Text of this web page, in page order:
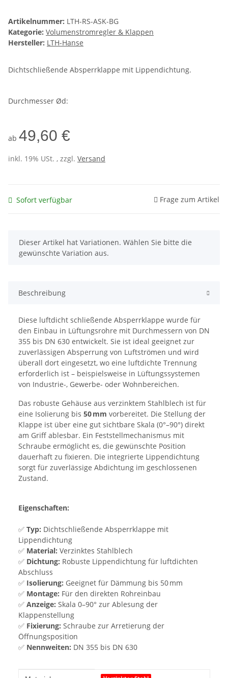
Artikelnummer: LTH-RS-ASK-BG
Kategorie: Volumenstromregler & Klappen
Hersteller: LTH-Hanse
Dichtschließende Absperrklappe mit Lippendichtung.
Durchmesser Ød:
ab 49,60 €
inkl. 19% USt. , zzgl. Versand
Sofort verfügbar Frage zum Artikel
x
Dieser Artikel hat Variationen. Wählen Sie bitte die
gewünschte Variation aus.
Beschreibung
Diese luftdicht schließende Absperrklappe wurde für
den Einbau in Lüftungsrohre mit Durchmessern von DN
355 bis DN 630 entwickelt. Sie ist ideal geeignet zur
zuverlässigen Absperrung von Luftströmen und wird
überall dort eingesetzt, wo eine luftdichte Trennung
erforderlich ist – beispielsweise in Lüftungssystemen
von Industrie-, Gewerbe- oder Wohnbereichen.
Das robuste Gehäuse aus verzinktem Stahlblech ist für
eine Isolierung bis 50 mm vorbereitet. Die Stellung der
Klappe ist über eine gut sichtbare Skala (0°–90°) direkt
am Griff ablesbar. Ein Feststellmechanismus mit
Schraube ermöglicht es, die gewünschte Position
dauerhaft zu fixieren. Die integrierte Lippendichtung
sorgt für zuverlässige Abdichtung im geschlossenen
Zustand.
Eigenschaften:
✅ Typ: Dichtschließende Absperrklappe mit
Lippendichtung
✅ Material: Verzinktes Stahlblech
✅ Dichtung: Robuste Lippendichtung für luftdichten
Abschluss
✅ Isolierung: Geeignet für Dämmung bis 50 mm
✅ Montage: Für den direkten Rohreinbau
✅ Anzeige: Skala 0–90° zur Ablesung der
Klappenstellung
✅ Fixierung: Schraube zur Arretierung der
Öffnungsposition
✅ Nennweiten: DN 355 bis DN 630